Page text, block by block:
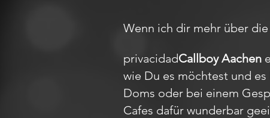
Wenn ich dir mehr über
privacidadCallboy Aachen
wie Du es möchtest und
Doms oder bei einem
Cafes dafür wunderbar